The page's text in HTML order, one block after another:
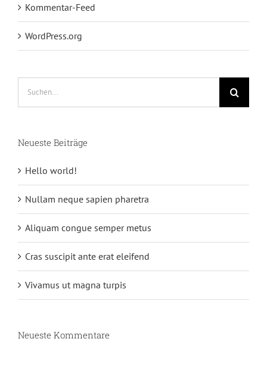
Kommentar-Feed
WordPress.org
Neueste Beiträge
Hello world!
Nullam neque sapien pharetra
Aliquam congue semper metus
Cras suscipit ante erat eleifend
Vivamus ut magna turpis
Neueste Kommentare